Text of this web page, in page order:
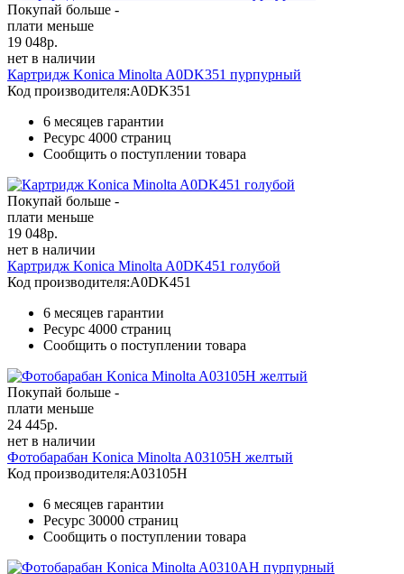
Покупай больше -
плати меньше
19 048р.
нет в наличии
Картридж Konica Minolta A0DK351 пурпурный
Код производителя:A0DK351
6 месяцев гарантии
Ресурс 4000 страниц
Сообщить о поступлении товара
Покупай больше -
плати меньше
19 048р.
нет в наличии
Картридж Konica Minolta A0DK451 голубой
Код производителя:A0DK451
6 месяцев гарантии
Ресурс 4000 страниц
Сообщить о поступлении товара
Покупай больше -
плати меньше
24 445р.
нет в наличии
Фотобарабан Konica Minolta A03105H желтый
Код производителя:A03105H
6 месяцев гарантии
Ресурс 30000 страниц
Сообщить о поступлении товара